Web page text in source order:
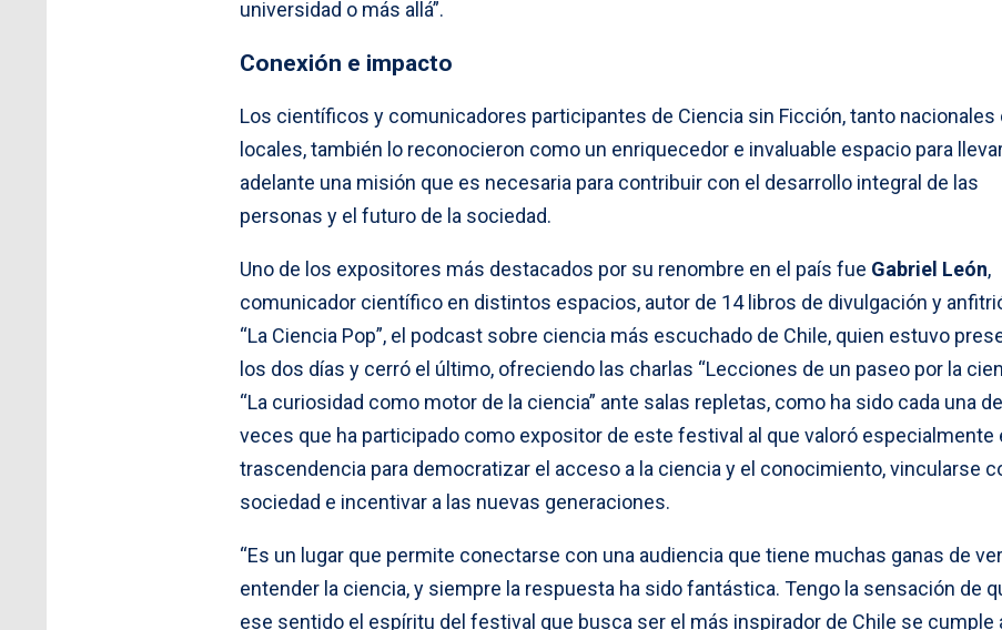
universidad o más allá”.
Conexión e impacto
Los científicos y comunicadores participantes de Ciencia sin Ficción, tanto nacionales
locales, también lo reconocieron como un enriquecedor e invaluable espacio para
adelante una misión que es necesaria para contribuir con el desarrollo integral de las
personas y el futuro de la sociedad.
Uno de los expositores más destacados por su renombre en el país fue Gabriel León,
comunicador científico en distintos espacios, autor de 14 libros de divulgación y
“La Ciencia Pop”, el podcast sobre ciencia más escuchado de Chile, quien estuvo
los dos días y cerró el último, ofreciendo las charlas “Lecciones de un paseo por la
“La curiosidad como motor de la ciencia” ante salas repletas, como ha sido cada una
veces que ha participado como expositor de este festival al que valoró especialmente
trascendencia para democratizar el acceso a la ciencia y el conocimiento, vincularse
sociedad e incentivar a las nuevas generaciones.
“Es un lugar que permite conectarse con una audiencia que tiene muchas ganas de
entender la ciencia, y siempre la respuesta ha sido fantástica. Tengo la sensación de
ese sentido el espíritu del festival que busca ser el más inspirador de Chile se cumple